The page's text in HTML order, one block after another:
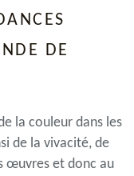
DE
la couleur dans les
de la vivacité, de
œuvres et donc au